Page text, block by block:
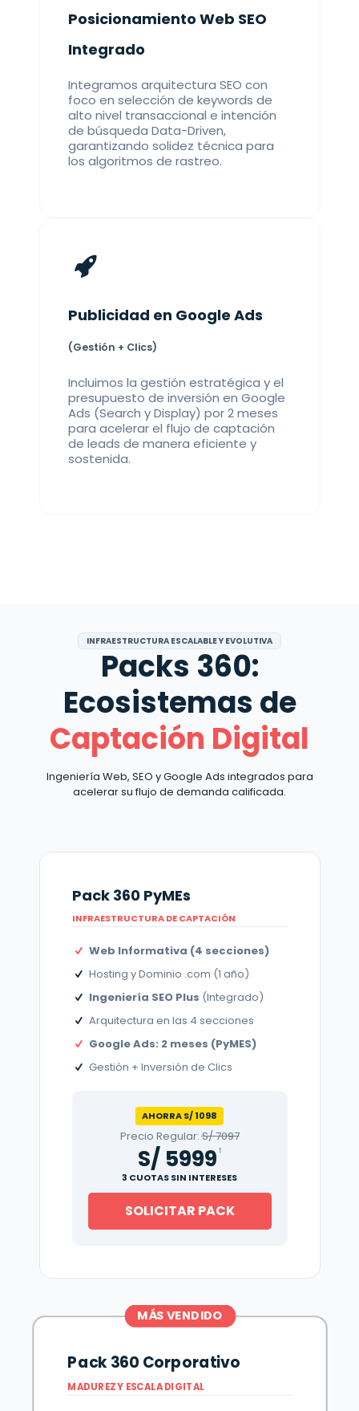
Posicionamiento Web SEO
Integrado
Integramos arquitectura SEO con
foco en selección de keywords de
alto nivel transaccional e intención
de búsqueda Data-Driven,
garantizando solidez técnica para
los algoritmos de rastreo.
Publicidad en Google Ads
(Gestión + Clics)
Incluimos la gestión estratégica y el
presupuesto de inversión en Google
Ads (Search y Display) por 2 meses
para acelerar el flujo de captación
de leads de manera eficiente y
sostenida.
INFRAESTRUCTURA ESCALABLE Y EVOLUTIVA
Packs 360:
Ecosistemas de
Captación Digital
Ingeniería Web, SEO y Google Ads integrados para
acelerar su flujo de demanda calificada.
Pack 360 PyMEs
INFRAESTRUCTURA DE CAPTACIÓN
Web Informativa (4 secciones)
Hosting y Dominio .com (1 año)
Ingeniería SEO Plus (Integrado)
Arquitectura en las 4 secciones
Google Ads: 2 meses (PyMES)
Gestión + Inversión de Clics
AHORRA S/ 1098
Precio Regular:S/ 7097
S/ 5999 †
3 CUOTAS SIN INTERESES
SOLICITAR PACK
MÁS VENDIDO
Pack 360 Corporativo
MADUREZ Y ESCALA DIGITAL